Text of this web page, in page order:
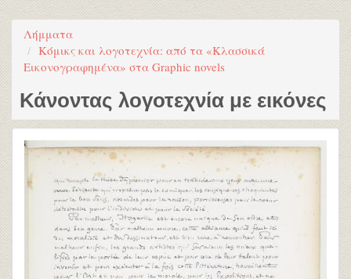
Λήμματα
Κόμικς και λογοτεχνία: από τα «Κλασσικά
Εικονογραφημένα» στα Graphic novels
Κάνοντας λογοτεχνία με εικόνες